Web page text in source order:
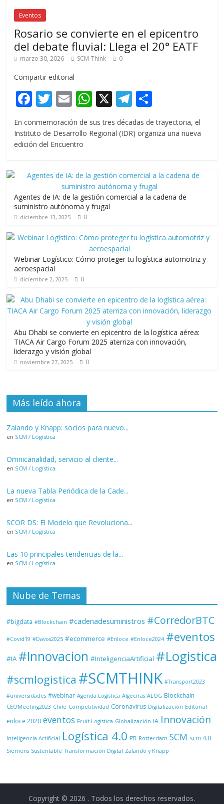
Eventos
Rosario se convierte en el epicentro
del debate fluvial: Llega el 20° EATF
marzo 30, 2026 SCM-Think 0
Compartir editorial
F
e
b
o
k
T
itt
er
E
m
ai
l
W
at
p
p
X T
el
e
m
o
m
ti
r
En conmemoración de sus tres décadas de trayectoria, el
Instituto de Desarrollo Regional (IDR) organiza una nueva
edición del Encuentro
Agentes de IA: de la gestión comercial a la cadena de
suministro autónoma y frugal
diciembre 13, 2025 0
Webinar Logístico: Cómo proteger tu logística automotriz y
aeroespacial
diciembre 2, 2025 0
Abu Dhabi se convierte en epicentro de la logística aérea:
TIACA Air Cargo Forum 2025 aterriza con innovación,
liderazgo y visión global
noviembre 27, 2025 0
Más leído ahora
Zalando y Knapp: socios para nuevo...
en SCM / Logística
Omnicanalidad, servicio al cliente...
en SCM / Logística
La nueva Tabla Periódica de la Cade...
en SCM / Logística
SCOR DS: El Modelo que Revoluciona...
en SCM / Logística
Las 10 principales tendencias de la...
en SCM / Logística
Nube de Temas
#bigdata #Blockchain #cadenadesuministros #CorredorBTC
#Covid19 #Davos2025 #ecommerce #Enloce #Enloce2024 #eventos
#IA #Innovacion #InteligenciaArtificial #Logistica
#scmlogistica #SCMTHINK #Transport2023
#universidades #webinar Agenda Logística Algeciras ALOG Blockchain
CEOMeeting2023 Chile Competitividad Coronavirus Digitalización Editorial
enloce 2020 eventos Fruit Logistica Globalización IA Innovación
Inteligencia Artificial Logística 4.0 PTI Rotterdam SCM scm 4.0
Siemens Sustentable Transformación Digital Zalando y Knapp
Copyright © 2026 . Todos los derechos reservados.